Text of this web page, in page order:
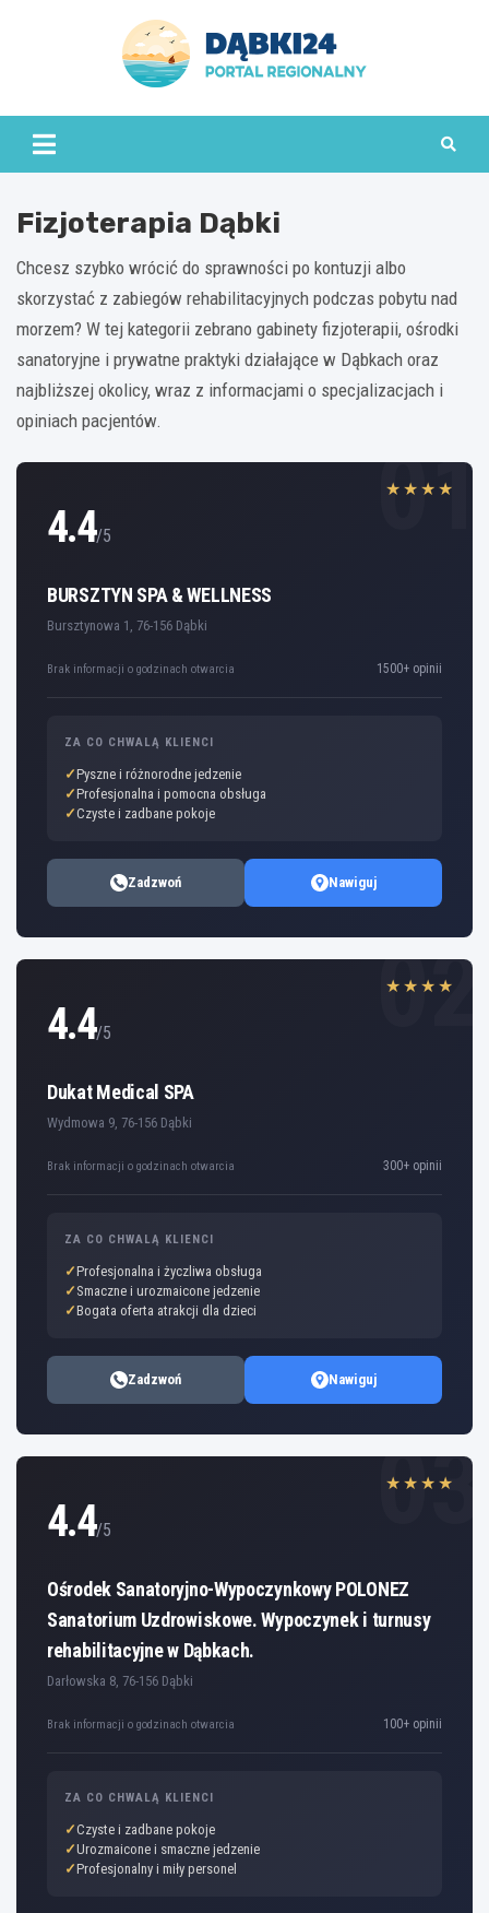
dabki24.pl
Fizjoterapia Dąbki
Chcesz szybko wrócić do sprawności po kontuzji albo
skorzystać z zabiegów rehabilitacyjnych podczas pobytu nad
morzem? W tej kategorii zebrano gabinety fizjoterapii, ośrodki
sanatoryjne i prywatne praktyki działające w Dąbkach oraz
najbliższej okolicy, wraz z informacjami o specjalizacjach i
opiniach pacjentów.
01
★★★★
4.4/5
BURSZTYN SPA & WELLNESS
Bursztynowa 1, 76-156 Dąbki
Brak informacji o godzinach otwarcia 1500+ opinii
ZA CO CHWALĄ KLIENCI
Pyszne i różnorodne jedzenie
Profesjonalna i pomocna obsługa
Czyste i zadbane pokoje
Zadzwoń Nawiguj
02
★★★★
4.4/5
Dukat Medical SPA
Wydmowa 9, 76-156 Dąbki
Brak informacji o godzinach otwarcia 300+ opinii
ZA CO CHWALĄ KLIENCI
Profesjonalna i życzliwa obsługa
Smaczne i urozmaicone jedzenie
Bogata oferta atrakcji dla dzieci
Zadzwoń Nawiguj
03
★★★★
4.4/5
Ośrodek Sanatoryjno-Wypoczynkowy POLONEZ
Sanatorium Uzdrowiskowe. Wypoczynek i turnusy
rehabilitacyjne w Dąbkach.
Darłowska 8, 76-156 Dąbki
Brak informacji o godzinach otwarcia 100+ opinii
ZA CO CHWALĄ KLIENCI
Czyste i zadbane pokoje
Urozmaicone i smaczne jedzenie
Profesjonalny i miły personel